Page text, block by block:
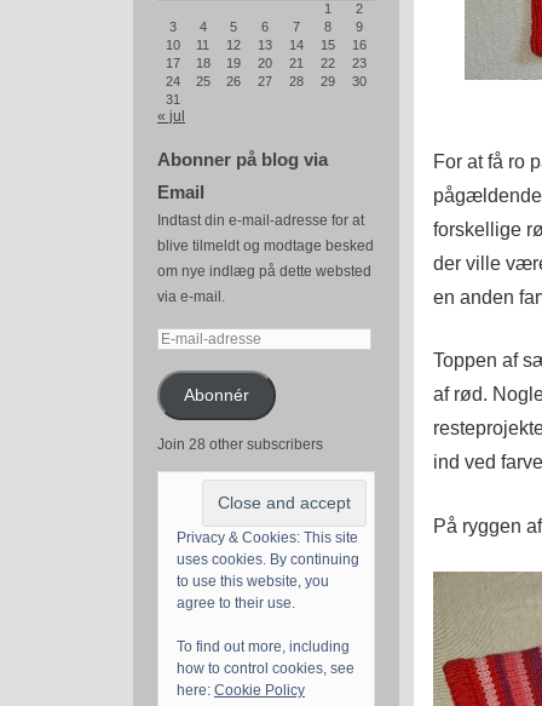
1
2
3
4 5 6 7 8
9
10
11 12 13 14 15
16
17
18 19 20 21 22
23
24
25 26 27 28 29
30
31
« jul
Abonner på blog via
Email
Indtast din e-mail-adresse for at
blive tilmeldt og modtage besked
om nye indlæg på dette websted
via e-mail.
E-
adresseAbonnér
Join 28 other subscribers
Privacy & Cookies: This site
uses cookies. By continuing
to use this website, you
agree to their use.
To find out more, including
how to control cookies, see
here: Cookie Policy
For at få ro
forskellige
der ville
en anden
Toppen af
af rød.
ind ved
På ryggen